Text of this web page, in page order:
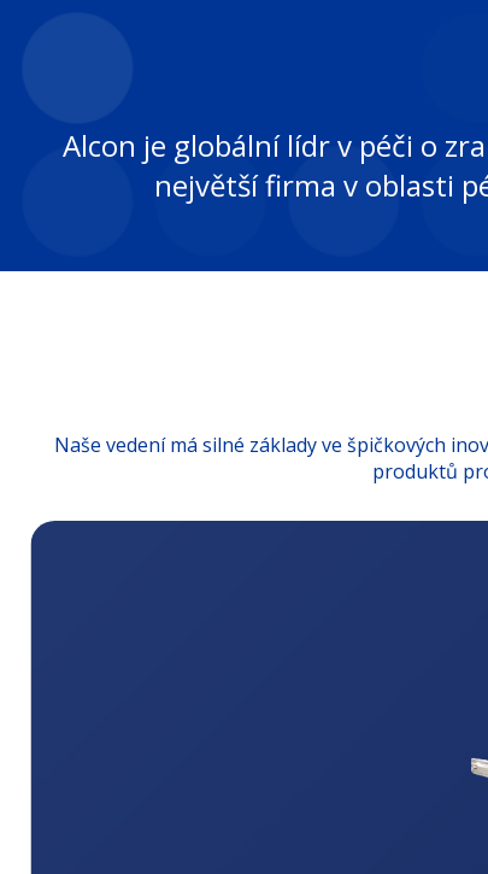
Alcon je globální lídr v péči o
největší firma v oblasti
Naše vedení má silné základy ve špičkových
produktů